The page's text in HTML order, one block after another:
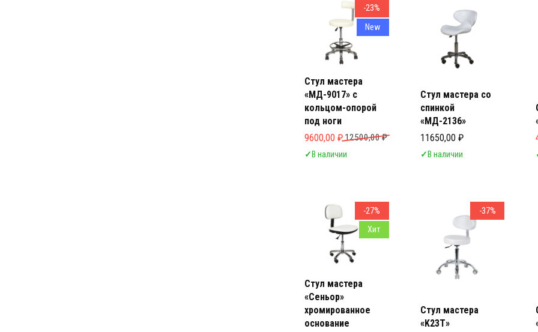
-23%
New
Стул мастера
«МД-9017» с
кольцом-опорой
под ноги
12500,00₽
Первоначальная цена составляла 12500,00 ₽.
9600,00 ₽
Текущая цена: 9600,00 ₽.
✓ В наличии
Стул мастера со
спинкой
«МД-2136»
11650,00 ₽
✓ В наличии
-27%
Хит
Стул мастера
«Сеньор»
хромированное
основание
-37%
Стул мастера
«K23Т»